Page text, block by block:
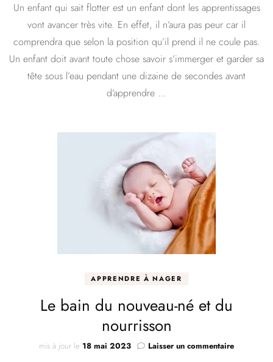
à
flotter
sur
le
ventre
comment
Un enfant qui sait flotter est un enfant dont les apprentissages
vont avancer très vite. En effet, il n’aura pas peur car il
comprendra que selon la position qu’il prend il ne coule pas.
Un enfant doit avant toute chose savoir s’immerger et garder sa
tête sous l’eau pendant une dizaine de secondes avant
d’apprendre …
APPRENDRE À NAGER
Le bain du nouveau-né et du
nourrisson
mis à jour le 18 mai 2023 Laisser un commentairesur